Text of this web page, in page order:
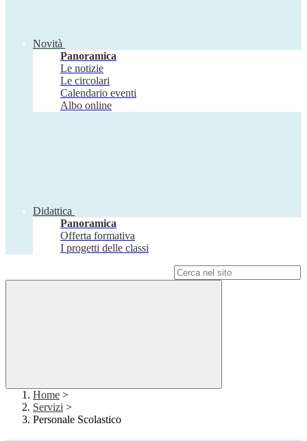
Novità
Panoramica
Le notizie
Le circolari
Calendario eventi
Albo online
Didattica
Panoramica
Offerta formativa
I progetti delle classi
Home >
Servizi >
Personale Scolastico